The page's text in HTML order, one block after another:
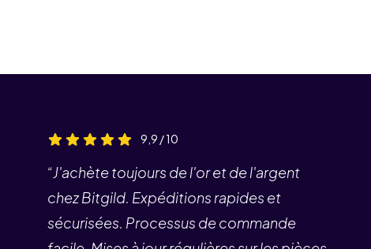
9,9 / 10
“J'achète toujours de l'or et de l'argent
chez Bitgild. Expéditions rapides et
sécurisées. Processus de commande